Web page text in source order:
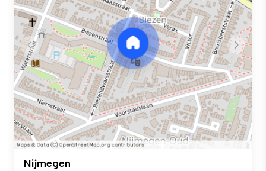
Nijmegen